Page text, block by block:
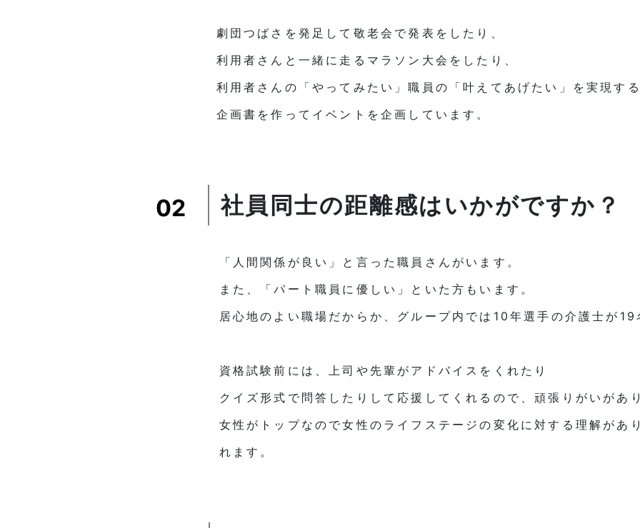
劇団つばさを発足して敬老会で発表をしたり、
利用者さんと一緒に走るマラソン大会をしたり、
利用者さんの「やってみたい」職員の「叶えてあげたい」を実現す
企画書を作ってイベントを企画しています。
02 社員同士の距離感はいかがですか？
「人間関係が良い」と言った職員さんがいます。
また、「パート職員に優しい」といた方もいます。
居心地のよい職場だからか、グループ内では10年選手の介護士が
資格試験前には、上司や先輩がアドバイスをくれたり
クイズ形式で問答したりして応援してくれるので、頑張りがいがあ
女性がトップなので女性のライフステージの変化に対する理解があ
れます。